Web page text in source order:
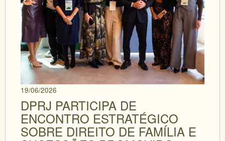
19/06/2026
DPRJ PARTICIPA DE
ENCONTRO ESTRATÉGICO
SOBRE DIREITO DE FAMÍLIA E